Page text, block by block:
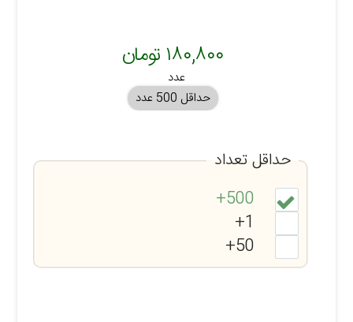
۱۸۰,۸۰۰ تومان
عدد
حداقل 500 عدد
حداقل تعداد
500+
1+
50+